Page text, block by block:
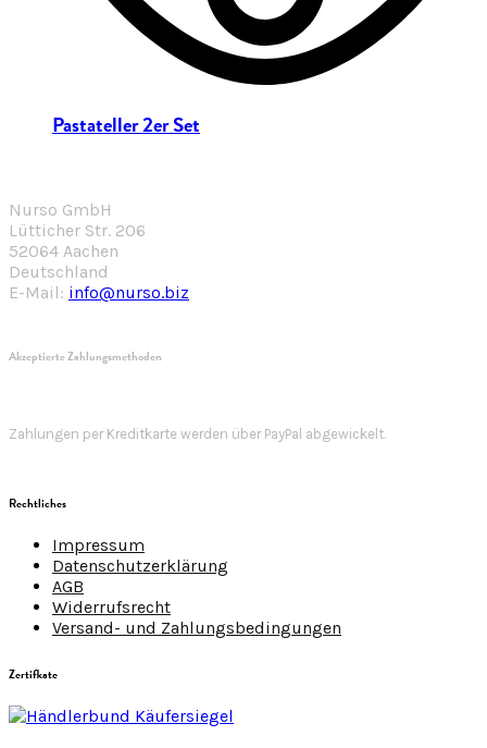
Pastateller 2er Set
Nurso GmbH
Lütticher Str. 206
52064 Aachen
Deutschland
E-Mail: info@nurso.biz
Akzeptierte Zahlungsmethoden
Zahlungen per Kreditkarte werden über PayPal abgewickelt.
Rechtliches
Impressum
Datenschutzerklärung
AGB
Widerrufsrecht
Versand- und Zahlungsbedingungen
Zertifkate